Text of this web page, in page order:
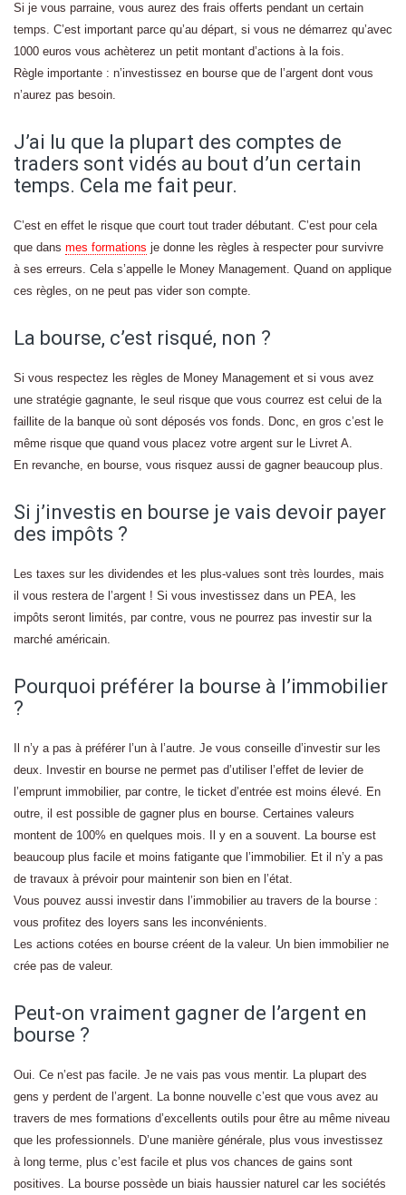
Si je vous parraine, vous aurez des frais offerts pendant un certain
temps. C’est important parce qu’au départ, si vous ne démarrez qu’avec
1000 euros vous achèterez un petit montant d’actions à la fois.
Règle importante : n’investissez en bourse que de l’argent dont vous
n’aurez pas besoin.
J’ai lu que la plupart des comptes de
traders sont vidés au bout d’un certain
temps. Cela me fait peur.
C’est en effet le risque que court tout trader débutant. C’est pour cela
que dans mes formations je donne les règles à respecter pour survivre
à ses erreurs. Cela s’appelle le Money Management. Quand on applique
ces règles, on ne peut pas vider son compte.
La bourse, c’est risqué, non ?
Si vous respectez les règles de Money Management et si vous avez
une stratégie gagnante, le seul risque que vous courrez est celui de la
faillite de la banque où sont déposés vos fonds. Donc, en gros c’est le
même risque que quand vous placez votre argent sur le Livret A.
En revanche, en bourse, vous risquez aussi de gagner beaucoup plus.
Si j’investis en bourse je vais devoir payer
des impôts ?
Les taxes sur les dividendes et les plus-values sont très lourdes, mais
il vous restera de l’argent ! Si vous investissez dans un PEA, les
impôts seront limités, par contre, vous ne pourrez pas investir sur la
marché américain.
Pourquoi préférer la bourse à l’immobilier
?
Il n’y a pas à préférer l’un à l’autre. Je vous conseille d’investir sur les
deux. Investir en bourse ne permet pas d’utiliser l’effet de levier de
l’emprunt immobilier, par contre, le ticket d’entrée est moins élevé. En
outre, il est possible de gagner plus en bourse. Certaines valeurs
montent de 100% en quelques mois. Il y en a souvent. La bourse est
beaucoup plus facile et moins fatigante que l’immobilier. Et il n’y a pas
de travaux à prévoir pour maintenir son bien en l’état.
Vous pouvez aussi investir dans l’immobilier au travers de la bourse :
vous profitez des loyers sans les inconvénients.
Les actions cotées en bourse créent de la valeur. Un bien immobilier ne
crée pas de valeur.
Peut-on vraiment gagner de l’argent en
bourse ?
Oui. Ce n’est pas facile. Je ne vais pas vous mentir. La plupart des
gens y perdent de l’argent. La bonne nouvelle c’est que vous avez au
travers de mes formations d’excellents outils pour être au même niveau
que les professionnels. D’une manière générale, plus vous investissez
à long terme, plus c’est facile et plus vos chances de gains sont
positives. La bourse possède un biais haussier naturel car les sociétés